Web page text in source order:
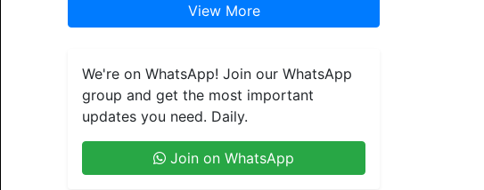
View More
We're on WhatsApp! Join our WhatsApp
group and get the most important
updates you need. Daily.
Join on WhatsApp